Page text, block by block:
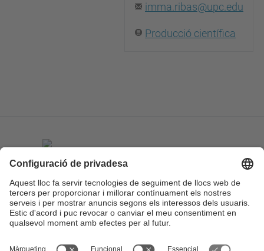
imma.ribas@upc.edu
Producció científica